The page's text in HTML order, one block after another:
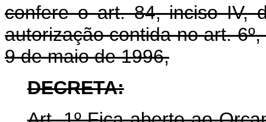
confere o art. 84, inciso IV,
autorização contida no art.
9 de maio de 1996,
DECRETA: